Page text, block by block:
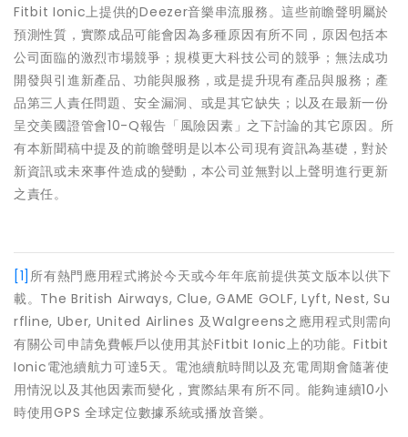
Fitbit Ionic上提供的Deezer音樂串流服務。這些前瞻聲明屬於
預測性質，實際成品可能會因為多種原因有所不同，原因包括本
公司面臨的激烈市場競爭；規模更大科技公司的競爭；無法成功
開發與引進新產品、功能與服務，或是提升現有產品與服務；產
品第三人責任問題、安全漏洞、或是其它缺失；以及在最新一份
呈交美國證管會10-Q報告「風險因素」之下討論的其它原因。所
有本新聞稿中提及的前瞻聲明是以本公司現有資訊為基礎，對於
新資訊或未來事件造成的變動，本公司並無對以上聲明進行更新
之責任。
[1]所有熱門應用程式將於今天或今年年底前提供英文版本以供下
載。The British Airways, Clue, GAME GOLF, Lyft, Nest, Su
rfline, Uber, United Airlines 及Walgreens之應用程式則需向
有關公司申請免費帳戶以使用其於Fitbit Ionic上的功能。Fitbit
Ionic電池續航力可達5天。電池續航時間以及充電周期會隨著使
用情況以及其他因素而變化，實際結果有所不同。能夠連續10小
時使用GPS 全球定位數據系統或播放音樂。